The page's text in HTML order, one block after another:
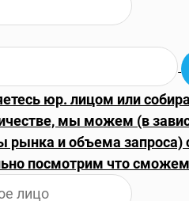
юр. лицом или
мы можем (в
рынка и объема запроса)
посмотрим что